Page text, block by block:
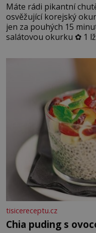
Máte rádi pikantní
osvěžující korejský
jen za pouhých 15
salátovou okurku ✿ 1
sezamového oleje ✿ 1
jarní cibulku ✿ 1 lžíci
tisicereceptu.cz
Chia puding s